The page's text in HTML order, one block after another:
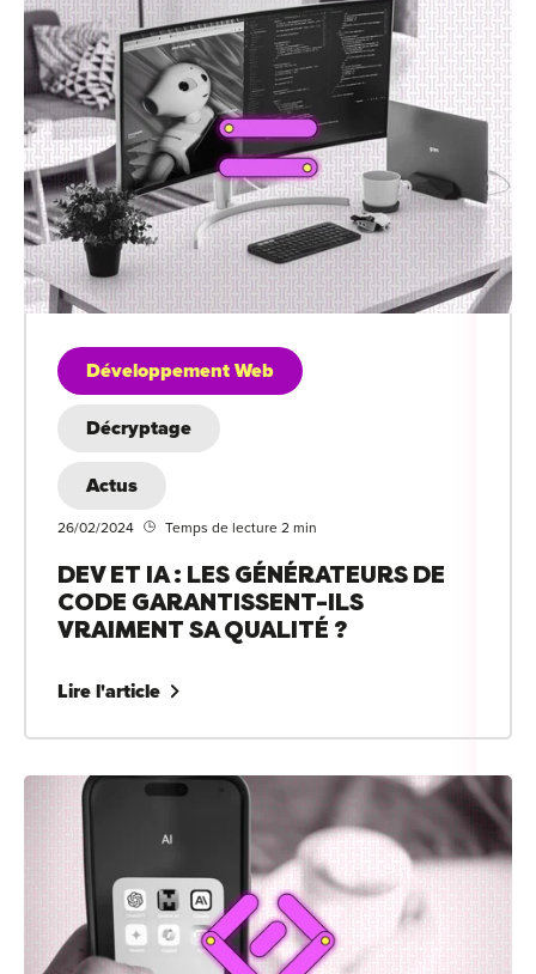
Développement Web
Décryptage
Actus
26/02/2024 Temps de lecture 2 min
DEV ET IA : LES GÉNÉRATEURS DE
CODE GARANTISSENT-ILS
VRAIMENT SA QUALITÉ ?
Lire l'article